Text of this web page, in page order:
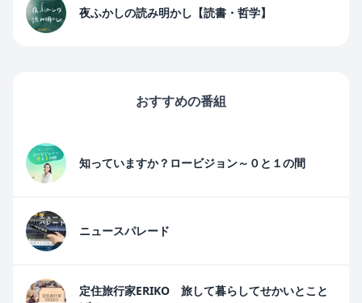
夜ふかしの読み明かし【読書・哲学】
おすすめの番組
知っていますか？ロービジョン～０と１の間
ニュースパレード
定住旅行家ERIKO 旅して暮らしてせかいとこと